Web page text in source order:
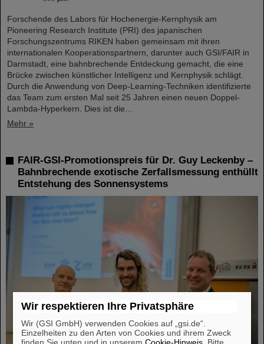
Forschende des Labors für Hochenergie-Kernphysik am
Pioneering Research Institute (PRI) des japanischen
Forschungszentrums RIKEN haben gemeinsam mit ihren
internationalen Kooperationspartnern, darunter auch GSI/FAIR in
Darmstadt, eine bahnbrechende Entdeckung gemacht, die eine
Brücke zwischen künstlicher Intelligenz und Kernphysik schlägt.
Durch die Anwendung von Deep-Learning-Techniken identifizierte
das Team zum ersten Mal seit 25 Jahren einen neuen Doppel-
Lambda-Hyperkern. Dies ist die…
Mehr »
FAIR-GSI-Promotionspreis für Dr. Guy Leckenby –
Bahnbrechende exotische Zerfallsmessung enthüllt
Entstehung des Sonnensystems
Wir respektieren Ihre Privatsphäre
Wir (GSI GmbH) verwenden Cookies auf „gsi.de“.
Einzelheiten zu den Arten von Cookies und ihrem Zweck